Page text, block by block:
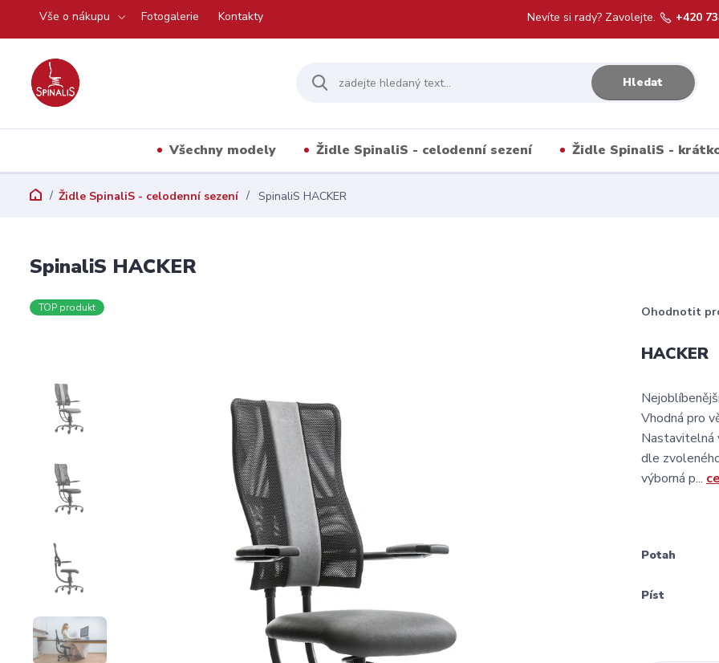
Vše o nákupu Fotogalerie Kontakty
Hledat
Nevíte si rady? Zavolejte. +420
Všechny modely Židle SpinaliS - celodenní sezení Židle SpinaliS -
Židle SpinaliS - celodenní sezení SpinaliS HACKER
SpinaliS HACKER
TOP produkt Ohodnotit
HACKER
Vhodná pro
Nastavitelná
dle
výborná p...
Potah
Píst